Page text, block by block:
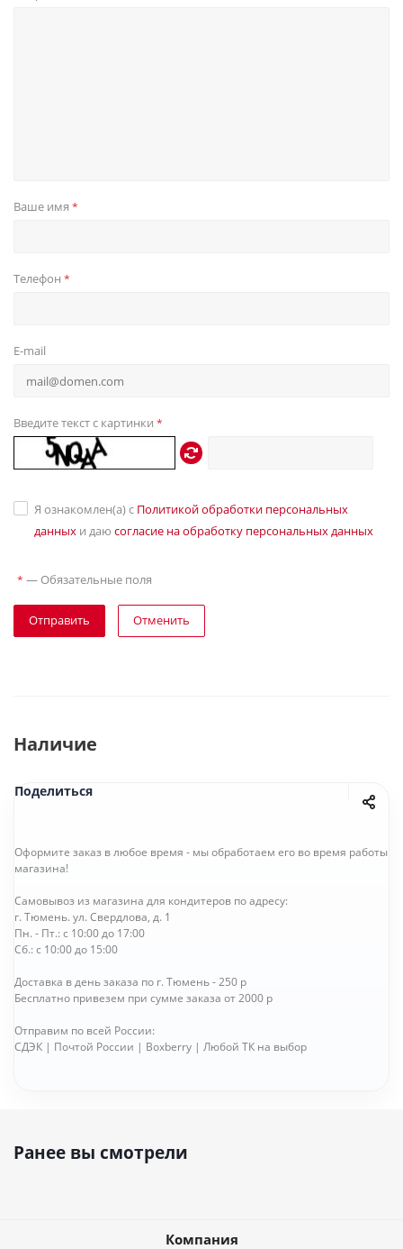
Ваше имя *
Телефон *
E-mail
Введите текст с картинки *
Я ознакомлен(а) с Политикой обработки персональных
данных и даю согласие на обработку персональных данных
* — Обязательные поля
Отправить Отменить
Наличие
Поделиться
Оформите заказ в любое время - мы обработаем его во время работы
магазина!
Самовывоз из магазина для кондитеров по адресу:
г. Тюмень. ул. Свердлова, д. 1
Пн. - Пт.: с 10:00 до 17:00
Сб.: с 10:00 до 15:00
Доставка в день заказа по г. Тюмень - 250 р
Бесплатно привезем при сумме заказа от 2000 р
Отправим по всей России:
СДЭК | Почтой России | Boxberry | Любой ТК на выбор
Ранее вы смотрели
Компания